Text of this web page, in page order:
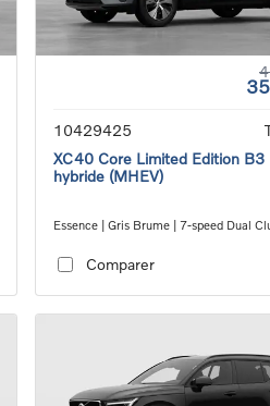
10429425
XC40 Core Limited Edition B3
hybride (MHEV)
Essence | Gris Brume | 7-speed Dual
Comparer